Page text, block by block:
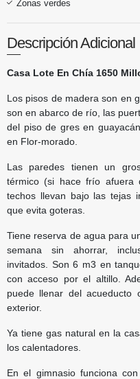
Zonas verdes
Descripción Adicional
Casa Lote En Chía 1650
Los pisos de madera son en
son en abarco de río, las
del piso de gres en
en Flor-morado.
Las paredes tienen un
térmico (si hace frío afuera
techos llevan bajo las tejas
que evita goteras.
Tiene reserva de agua para
semana sin ahorrar,
invitados. Son 6 m3 en
con acceso por el altillo.
puede llenar del
exterior.
Ya tiene gas natural en la
los calentadores.
En el gimnasio funciona